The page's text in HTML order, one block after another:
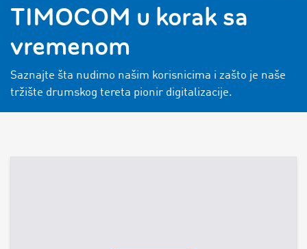
TIMOCOM u korak sa
vremenom
Saznajte šta nudimo našim korisnicima i zašto je naše
tržište drumskog tereta pionir digitalizacije.